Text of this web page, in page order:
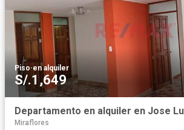
Piso·en alquiler
S/.1,649
Miraflores